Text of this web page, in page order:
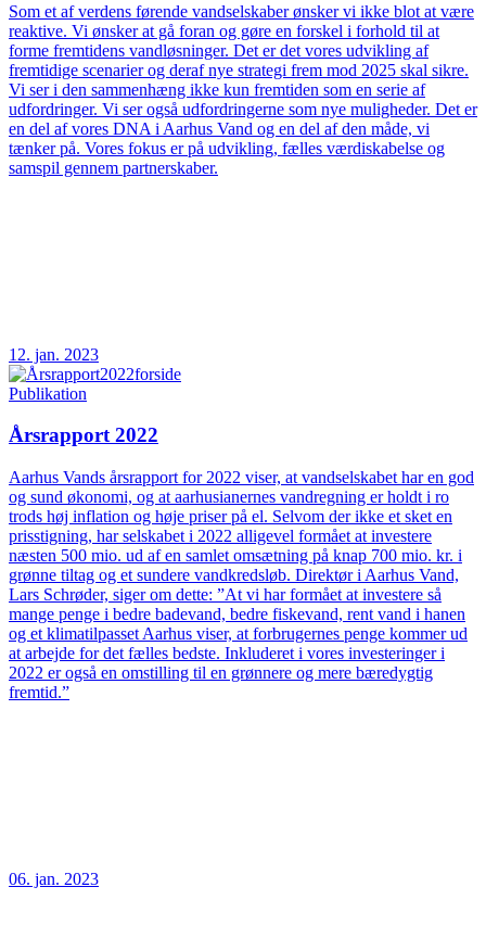
Som et af verdens førende vandselskaber ønsker vi ikke blot at være
reaktive. Vi ønsker at gå foran og gøre en forskel i forhold til at
forme fremtidens vandløsninger. Det er det vores udvikling af
fremtidige scenarier og deraf nye strategi frem mod 2025 skal sikre.
Vi ser i den sammenhæng ikke kun fremtiden som en serie af
udfordringer. Vi ser også udfordringerne som nye muligheder. Det er
en del af vores DNA i Aarhus Vand og en del af den måde, vi
tænker på. Vores fokus er på udvikling, fælles værdiskabelse og
samspil gennem partnerskaber.
12. jan. 2023
Publikation
Årsrapport 2022
Aarhus Vands årsrapport for 2022 viser, at vandselskabet har en god
og sund økonomi, og at aarhusianernes vandregning er holdt i ro
trods høj inflation og høje priser på el. Selvom der ikke et sket en
prisstigning, har selskabet i 2022 alligevel formået at investere
næsten 500 mio. ud af en samlet omsætning på knap 700 mio. kr. i
grønne tiltag og et sundere vandkredsløb. Direktør i Aarhus Vand,
Lars Schrøder, siger om dette: ”At vi har formået at investere så
mange penge i bedre badevand, bedre fiskevand, rent vand i hanen
og et klimatilpasset Aarhus viser, at forbrugernes penge kommer ud
at arbejde for det fælles bedste. Inkluderet i vores investeringer i
2022 er også en omstilling til en grønnere og mere bæredygtig
fremtid.”
06. jan. 2023